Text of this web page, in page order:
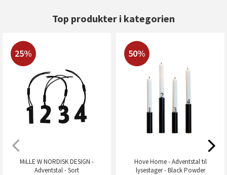
Top produkter i kategorien
25%
MiLLE W NORDISK DESIGN -
Adventstal - Sort
50%
Hove Home - Adventstal til
lysestager - Black Powder